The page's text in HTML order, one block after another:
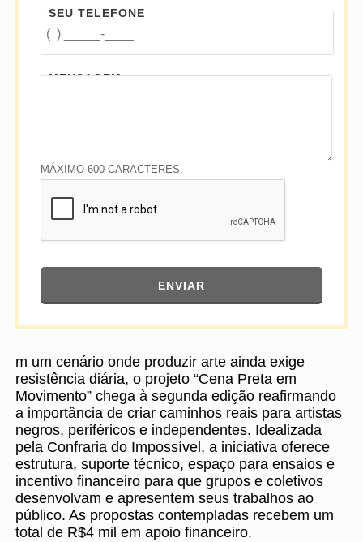
SEU TELEFONE
MENSAGEM
MÁXIMO 600 CARACTERES.
ENVIAR
m um cenário onde produzir arte ainda exige
resistência diária, o projeto “Cena Preta em
Movimento” chega à segunda edição reafirmando
a importância de criar caminhos reais para artistas
negros, periféricos e independentes. Idealizada
pela Confraria do Impossível, a iniciativa oferece
estrutura, suporte técnico, espaço para ensaios e
incentivo financeiro para que grupos e coletivos
desenvolvam e apresentem seus trabalhos ao
público. As propostas contempladas recebem um
total de R$4 mil em apoio financeiro.